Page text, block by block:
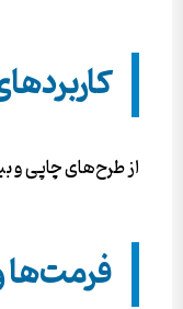
از طرح‌های چاپی و
فرمت‌ها